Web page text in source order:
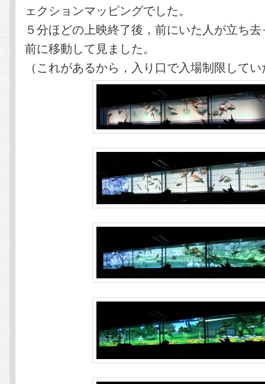
ェクションマッピングでした。
５分ほどの上映終了後，前にいた人が立ち
前に移動して見ました。
（これがあるから，入り口で入場制限して